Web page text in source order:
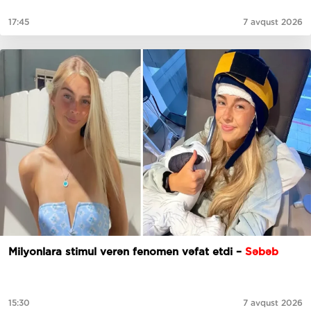
17:45 7 avqust 2026
Milyonlara stimul verən fenomen vəfat etdi – Səbəb
15:30 7 avqust 2026